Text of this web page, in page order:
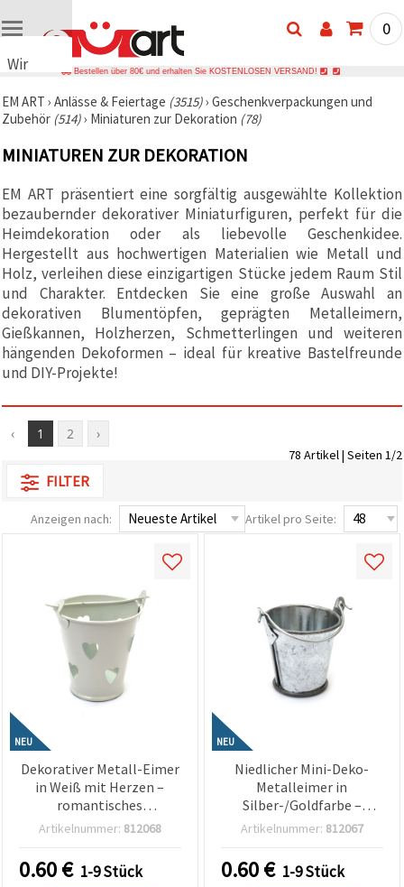
Wir
Cookies
🍪 Wir
Cookies
ähnliche
Technologien,
um das
ordnungsgemäße
Funktionieren
der Website
sicherzustellen,
Nutzungserlebnis
zu
verbessern
und, mit
Ihrer
Einwilligung,
Datenverkehr
analysieren
sowie
Inhalte und
Werbung
auch mit
Unterstützung
Marketing.
Sie können
Auswahl in
den
Einstellungen
festlegen.
können Sie
jederzeit
widerrufen.
0
Bestellen über 80€ und erhalten Sie KOSTENLOSEN VERSAND!
EM ART › Anlässe & Feiertage (3515)› Geschenkverpackungen und
Zubehör (514)› Miniaturen zur Dekoration (78)
MINIATUREN ZUR DEKORATION
EM ART präsentiert eine sorgfältig ausgewählte Kollektion
bezaubernder dekorativer Miniaturfiguren, perfekt für die
Heimdekoration oder als liebevolle Geschenkidee.
Hergestellt aus hochwertigen Materialien wie Metall und
Holz, verleihen diese einzigartigen Stücke jedem Raum Stil
und Charakter. Entdecken Sie eine große Auswahl an
dekorativen Blumentöpfen, geprägten Metalleimern,
Gießkannen, Holzherzen, Schmetterlingen und weiteren
hängenden Dekoformen – ideal für kreative Bastelfreunde
und DIY-Projekte!
‹ 1 2 ›
78 Artikel | Seiten 1/2
FILTER
Anzeigen nach: Artikel pro Seite:
NEU
Dekorativer Metall-Eimer
in Weiß mit Herzen –
romantisches
Bastelzubehör für DIY,
50~55x38~42x50~52 mm
Artikelnummer: 812068
0.60€ 1-9 Stück
NEU
Niedlicher Mini-Deko-
Metalleimer in
Silber-/Goldfarbe –
winziger, stilvoller
Zuhause- & Partydeko –
32~34x30~32x22~25 mm
Artikelnummer: 812067
0.60€ 1-9 Stück